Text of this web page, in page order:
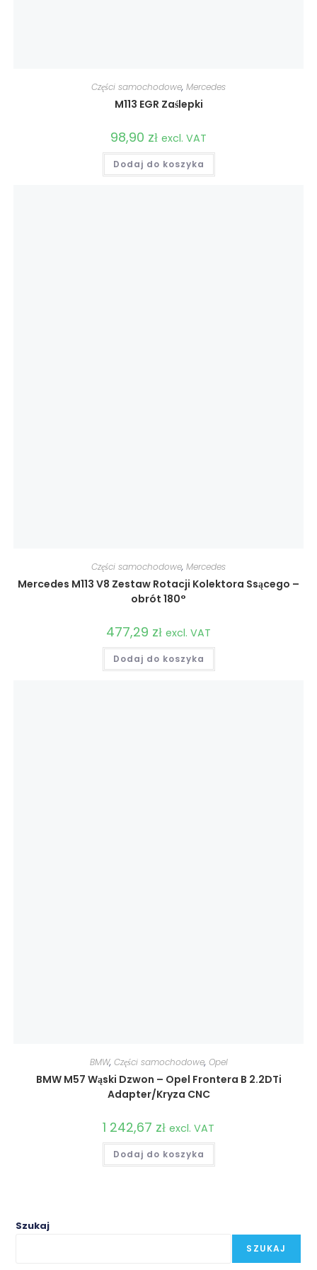
Części samochodowe, Mercedes
M113 EGR Zaślepki
98,90 zł excl. VAT
Dodaj do koszyka
Części samochodowe, Mercedes
Mercedes M113 V8 Zestaw Rotacji Kolektora Ssącego –
obrót 180°
477,29 zł excl. VAT
Dodaj do koszyka
BMW, Części samochodowe, Opel
BMW M57 Wąski Dzwon – Opel Frontera B 2.2DTi
Adapter/Kryza CNC
1 242,67 zł excl. VAT
Dodaj do koszyka
Szukaj
SZUKAJ